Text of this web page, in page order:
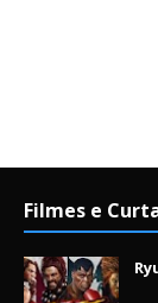
Filmes e